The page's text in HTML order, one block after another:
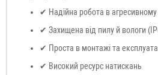
✔ Надійна робота в
✔ Захищена від пилу й вологи
✔ Проста в монтажі та
✔ Високий ресурс натискань